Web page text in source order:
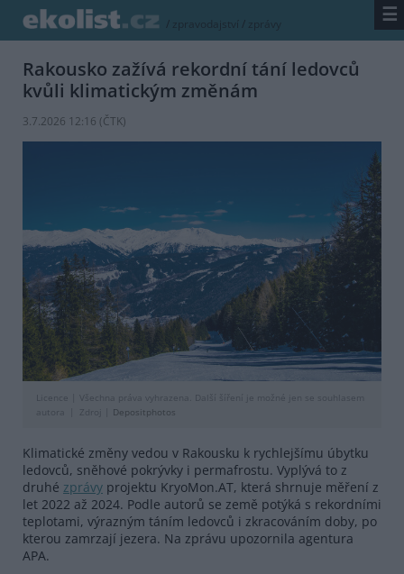
/ zpravodajství / zprávy ☰
Rakousko zažívá rekordní tání ledovců
kvůli klimatickým změnám
3.7.2026 12:16 (ČTK)
Licence |
Všechna práva vyhrazena. Další šíření je možné jen se souhlasem
autora
Zdroj | Depositphotos
Klimatické změny vedou v Rakousku k rychlejšímu úbytku
ledovců, sněhové pokrývky i permafrostu. Vyplývá to z
druhé zprávy projektu KryoMon.AT, která shrnuje měření z
let 2022 až 2024. Podle autorů se země potýká s rekordními
teplotami, výrazným táním ledovců i zkracováním doby, po
kterou zamrzají jezera. Na zprávu upozornila agentura
APA.